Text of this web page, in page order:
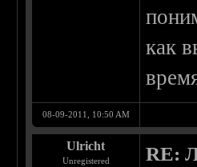
как
08-09-2011, 10:50 AM
Ulricht
Unregistered RE: